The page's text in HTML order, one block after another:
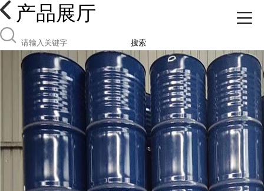
产品展厅
搜索